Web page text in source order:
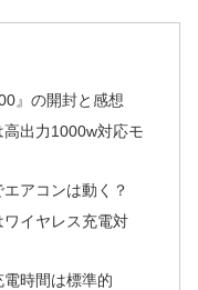
』の開封と感想
高出力1000w対応モ
アコンは動く？
ワイヤレス充電対
電時間は標準的